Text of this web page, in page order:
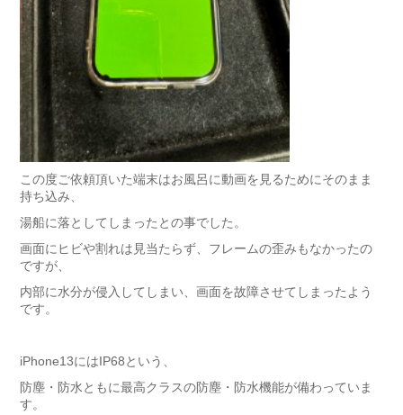
この度ご依頼頂いた端末はお風呂に動画を見るためにそのまま
持ち込み、
湯船に落としてしまったとの事でした。
画面にヒビや割れは見当たらず、フレームの歪みもなかったの
ですが、
内部に水分が侵入してしまい、画面を故障させてしまったよう
です。
iPhone13にはIP68という、
防塵・防水ともに最高クラスの防塵・防水機能が備わっていま
す。